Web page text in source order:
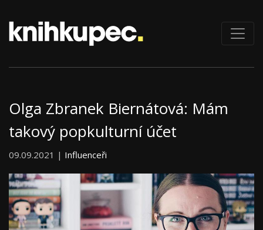
Olga Zbranek Biernátová: Mám
takový popkulturní účet
09.09.2021 | Influenceři